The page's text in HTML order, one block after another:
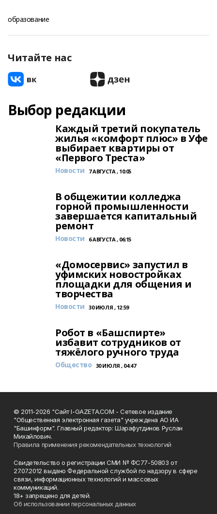
образование
Читайте нас
Выбор редакции
Каждый третий покупатель
жилья «комфорт плюс» в Уфе
выбирает квартиры от
«Первого Треста»
Новости 7 АВГУСТА , 10:05
В общежитии колледжа
горной промышленности
завершается капитальный
ремонт
Новости 6 АВГУСТА , 06:15
«Домосервис» запустил в
уфимских новостройках
площадки для общения и
творчества
Новости 30 ИЮЛЯ , 12:59
Робот в «Башспирте»
избавит сотрудников от
тяжёлого ручного труда
Общество 30 ИЮЛЯ , 04:47
© 2011-2026 "Сайт I-GAZETA.COM - Сетевое издание
"Общественная электронная газета" учреждена АО ИА
"Башинформ". Главный редактор: Шарафутдинов Руслан
Михайлович.
Правила применения рекомендательных технологий
Свидетельство о регистрации СМИ № ФС77-50803 от
27.07.2012 выдано Федеральной службой по надзору в сфере
связи, информационных технологий и массовых
коммуникаций.
18+ запрещено для детей.
Об использовании персональных данных